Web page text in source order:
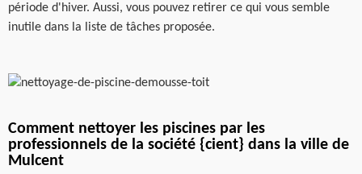
période d'hiver. Aussi, vous pouvez retirer ce qui vous semble
inutile dans la liste de tâches proposée.
Comment nettoyer les piscines par les
professionnels de la société {cient} dans la ville de
Mulcent